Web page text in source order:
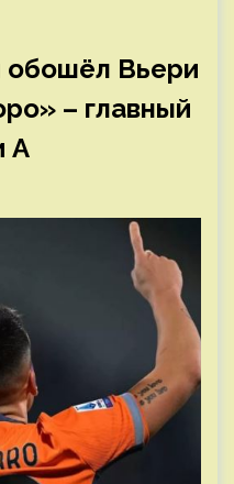
обошёл Вьери
– главный
А